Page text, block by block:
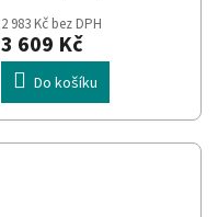
2 983 Kč bez DPH
3 609 Kč
Do košíku